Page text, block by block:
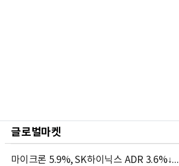
글로벌마켓
마이크론 5.9%, SK하이닉스 ADR 3.6%↓...